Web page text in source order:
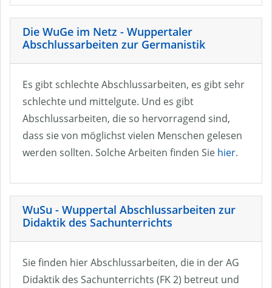
Die WuGe im Netz - Wuppertaler
Abschlussarbeiten zur Germanistik
Es gibt schlechte Abschlussarbeiten, es gibt sehr
schlechte und mittelgute. Und es gibt
Abschlussarbeiten, die so hervorragend sind,
dass sie von möglichst vielen Menschen gelesen
werden sollten. Solche Arbeiten finden Sie hier.
WuSu - Wuppertal Abschlussarbeiten zur
Didaktik des Sachunterrichts
Sie finden hier Abschlussarbeiten, die in der AG
Didaktik des Sachunterrichts (FK 2) betreut und